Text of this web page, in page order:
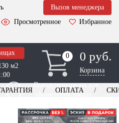
Вызов менеджера
Просмотренное
Избранное
м2
0
0 0 руб.
Корзина
Выезд менеджера для
оформления заказа
ОПЛАТА